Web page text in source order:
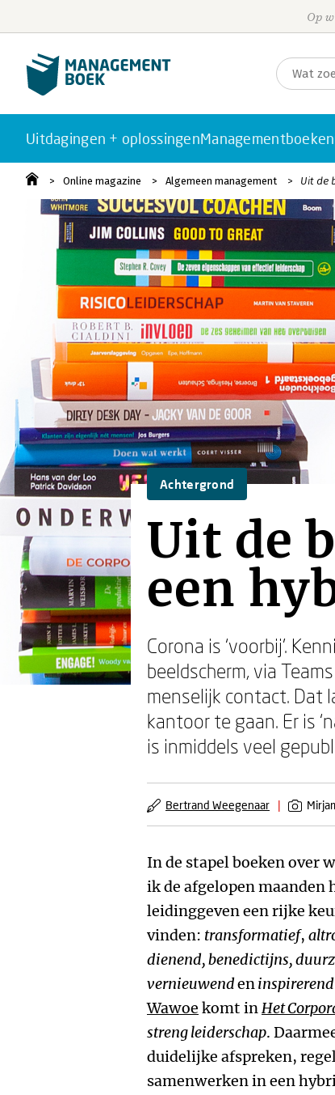
Op
Uitdagingen + oplossingenManagementboeken
Online magazine Algemeen management Uit de
Achtergrond
Uit de
een
Corona is ‘voorbij’.
beeldscherm, via
menselijk contact. Dat
kantoor te gaan. Er is
is inmiddels veel
Bertrand Weegenaar |
In de stapel boeken over
ik de afgelopen maanden
leidinggeven een rijke
vinden: transformatief,
dienend, benedictijns,
vernieuwendeninspirerend
Wawoe komt inHet
streng leiderschap.
duidelijke afspreken,
samenwerken in een